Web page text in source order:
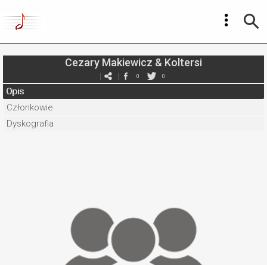
Cezary Makiewicz & Koltersi
0 0
Opis
Członkowie
Dyskografia